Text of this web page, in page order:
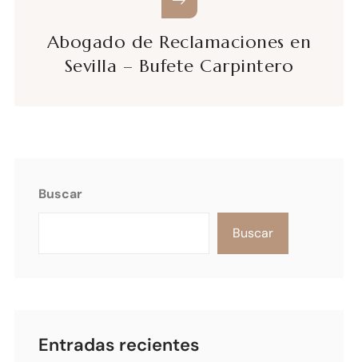
Abogado de Reclamaciones en
Sevilla – Bufete Carpintero
Buscar
Buscar
Entradas recientes